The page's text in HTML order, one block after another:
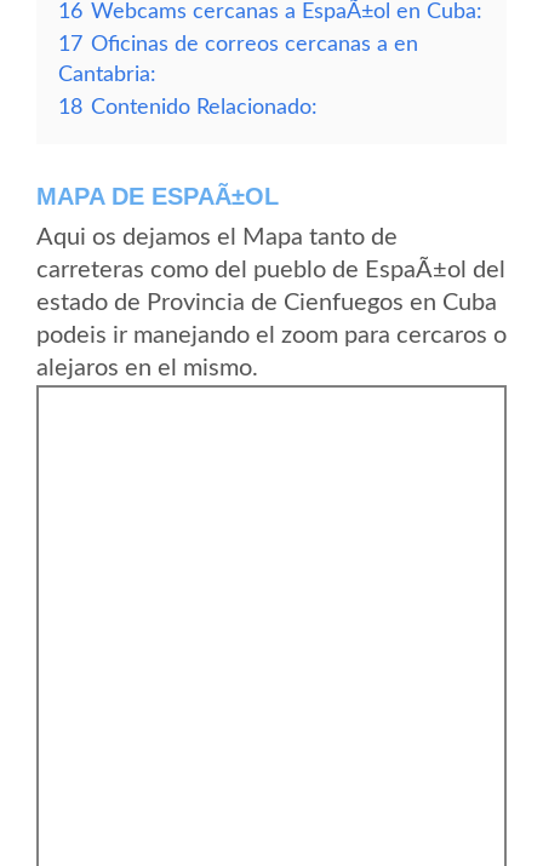
16 Webcams cercanas a EspaÃ±ol en Cuba:
17 Oficinas de correos cercanas a en
Cantabria:
18 Contenido Relacionado:
MAPA DE ESPAÃ±OL
Aqui os dejamos el Mapa tanto de
carreteras como del pueblo de EspaÃ±ol del
estado de Provincia de Cienfuegos en Cuba
podeis ir manejando el zoom para cercaros o
alejaros en el mismo.